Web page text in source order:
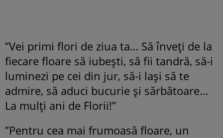
”Vei primi flori de ziua ta… Să înveţi de la
fiecare floare să iubeşti, să fii tandră, să-i
luminezi pe cei din jur, să-i laşi să te
admire, să aduci bucurie şi sărbătoare…
La mulţi ani de Florii!”
”Pentru cea mai frumoasă floare, un